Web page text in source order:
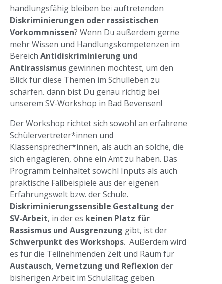
handlungsfähig bleiben bei auftretenden
Diskriminierungen oder rassistischen
Vorkommnissen? Wenn Du außerdem gerne
mehr Wissen und Handlungskompetenzen im
Bereich Antidiskriminierung und
Antirassismus gewinnen möchtest, um den
Blick für diese Themen im Schulleben zu
schärfen, dann bist Du genau richtig bei
unserem SV-Workshop in Bad Bevensen!
Der Workshop richtet sich sowohl an erfahrene
Schülervertreter*innen und
Klassensprecher*innen, als auch an solche, die
sich engagieren, ohne ein Amt zu haben. Das
Programm beinhaltet sowohl Inputs als auch
praktische Fallbeispiele aus der eigenen
Erfahrungswelt bzw. der Schule.
Diskriminierungssensible Gestaltung der
SV-Arbeit, in der es keinen Platz für
Rassismus und Ausgrenzung gibt, ist der
Schwerpunkt des Workshops. Außerdem wird
es für die Teilnehmenden Zeit und Raum für
Austausch, Vernetzung und Reflexion der
bisherigen Arbeit im Schulalltag geben.